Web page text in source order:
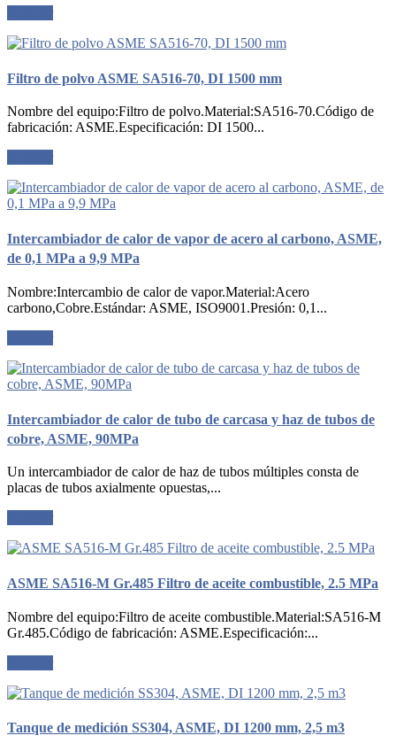
Filtro de polvo ASME SA516-70, DI 1500 mm
Nombre del equipo:Filtro de polvo.Material:SA516-70.Código de
fabricación: ASME.Especificación: DI 1500...
Intercambiador de calor de vapor de acero al carbono, ASME,
de 0,1 MPa a 9,9 MPa
Nombre:Intercambio de calor de vapor.Material:Acero
carbono,Cobre.Estándar: ASME, ISO9001.Presión: 0,1...
Intercambiador de calor de tubo de carcasa y haz de tubos de
cobre, ASME, 90MPa
Un intercambiador de calor de haz de tubos múltiples consta de
placas de tubos axialmente opuestas,...
ASME SA516-M Gr.485 Filtro de aceite combustible, 2.5 MPa
Nombre del equipo:Filtro de aceite combustible.Material:SA516-M
Gr.485.Código de fabricación: ASME.Especificación:...
Tanque de medición SS304, ASME, DI 1200 mm, 2,5 m3